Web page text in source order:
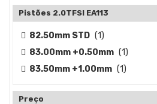
Pistões 2.0TFSI EA113
82.50mm STD (1)
83.00mm +0.50mm (1)
83.50mm +1.00mm (1)
Preço